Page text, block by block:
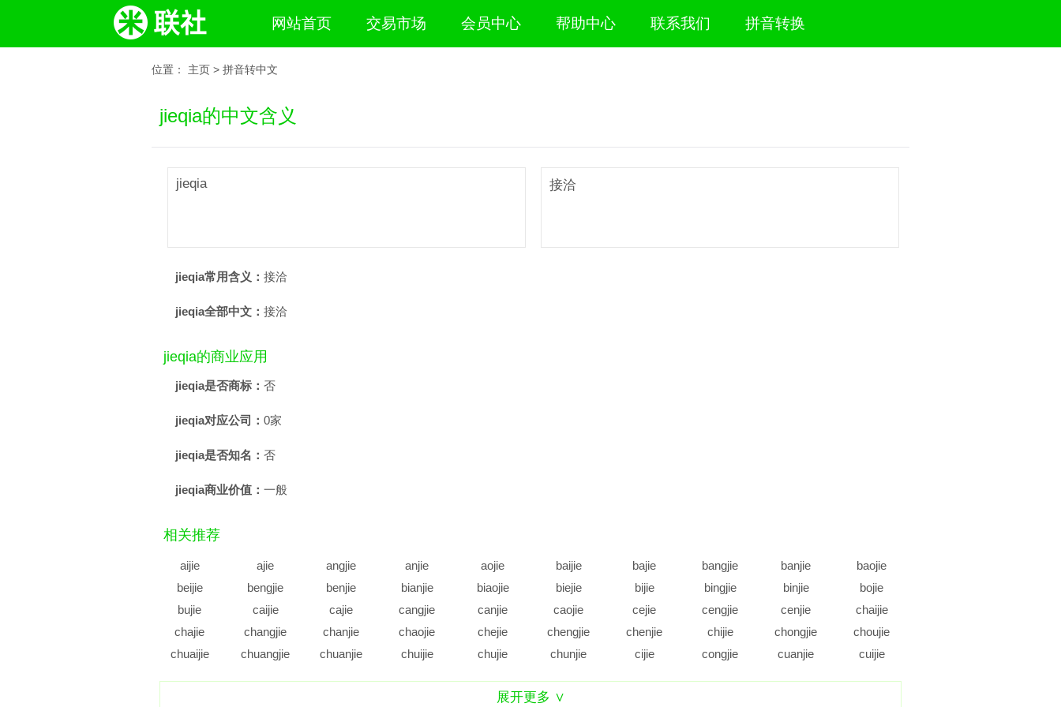
网站首页 交易市场 会员中心 帮助中心 联系我们 拼音转换
位置： 主页 > 拼音转中文
jieqia的中文含义
jieqia 接洽
jieqia常用含义： 接洽
jieqia全部中文： 接洽
jieqia的商业应用
jieqia是否商标： 否
jieqia对应公司： 0家
jieqia是否知名： 否
jieqia商业价值： 一般
相关推荐
aijie ajie angjie anjie aojie baijie bajie bangjie banjie
baojie
beijie
bengjie benjie bianjie biaojie biejie bijie bingjie binjie
bojie
bujie
caijie cajie cangjie canjie caojie cejie cengjie cenjie
chaijie
chajie
changjie chanjie chaojie chejie chengjie chenjie chijie chongjie
choujie
chuaijie
chuangjie chuanjie chuijie chujie chunjie cijie congjie cuanjie
cuijie
dijie dingjie
展开更多 ∨